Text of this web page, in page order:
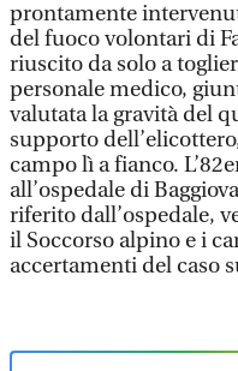
prontamente
del fuoco volontari di
riuscito da solo a
personale medico,
valutata la gravità del
supporto
campo lì a fianco.
all’ospedale di
riferito dall’ospedale,
il Soccorso alpino e i
accertamenti del caso